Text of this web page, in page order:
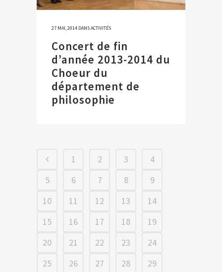
27 MAI, 2014 DANSACTIVITÉS
Concert de fin
d’année 2013-2014 du
Choeur du
département de
philosophie
1 2 3
4
5
6 7 8
9
10
11 12 13
14
15
16 17 18
19
20
21 22 23
24
25
26 27 28
29